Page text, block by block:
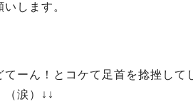
します。
ーん！とコケて足首を捻挫して
涙）↓↓